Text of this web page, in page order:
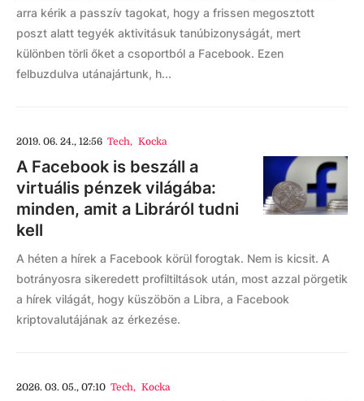
arra kérik a passzív tagokat, hogy a frissen megosztott
poszt alatt tegyék aktivitásuk tanúbizonyságát, mert
különben törli őket a csoportból a Facebook. Ezen
felbuzdulva utánajártunk, h...
2019. 06. 24., 12:56 Tech, Kocka
A Facebook is beszáll a
virtuális pénzek világába:
minden, amit a Libráról tudni
kell
A héten a hírek a Facebook körül forogtak. Nem is kicsit. A
botrányosra sikeredett profiltiltások után, most azzal pörgetik
a hírek világát, hogy küszöbön a Libra, a Facebook
kriptovalutájának az érkezése.
2026. 03. 05., 07:10 Tech, Kocka